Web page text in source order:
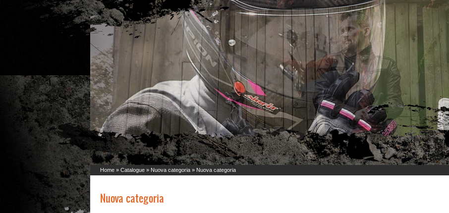
Home » Catalogue » Nuova categoria » Nuova categoria
Nuova categoria